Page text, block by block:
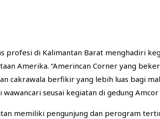
profesi di Kalimantan Barat menghadiri
Amerika. “Amerincan Corner yang
berfikir yang lebih luas bagi
seusai kegiatan di gedung Amcor
memiliki pengunjung dan perogram